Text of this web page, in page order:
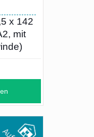
x 142
mit